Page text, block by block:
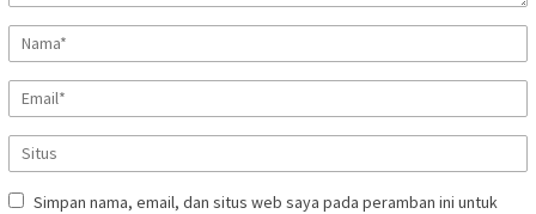
Simpan nama, email, dan situs web saya pada peramban ini untuk